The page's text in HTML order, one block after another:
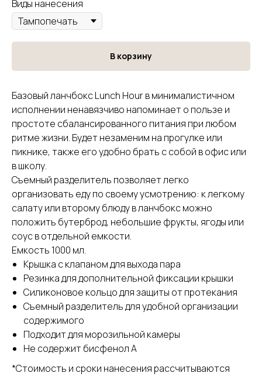
Виды нанесения
В корзину
Базовый ланчбокс Lunch Hour в минималистичном
исполнении ненавязчиво напоминает о пользе и
простоте сбалансированного питания при любом
ритме жизни. Будет незаменим на прогулке или
пикнике, также его удобно брать с собой в офис или
в школу.
Съемный разделитель позволяет легко
организовать еду по своему усмотрению: к легкому
салату или второму блюду в ланчбокс можно
положить бутерброд, небольшие фрукты, ягоды или
соус в отдельной емкости.
Емкость 1000 мл.
Крышка с клапаном для выхода пара
Резинка для дополнительной фиксации крышки
Силиконовое кольцо для защиты от протекания
Съемный разделитель для удобной организации
содержимого
Подходит для морозильной камеры
Не содержит бисфенол А
*Стоимость и сроки нанесения рассчитываются